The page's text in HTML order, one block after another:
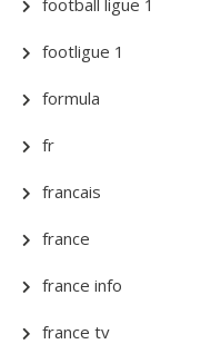
football ligue 1
footligue 1
formula
fr
francais
france
france info
france tv